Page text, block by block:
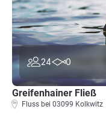
24 0
Greifenhainer Fließ
Fluss bei 03099 Kolkwitz